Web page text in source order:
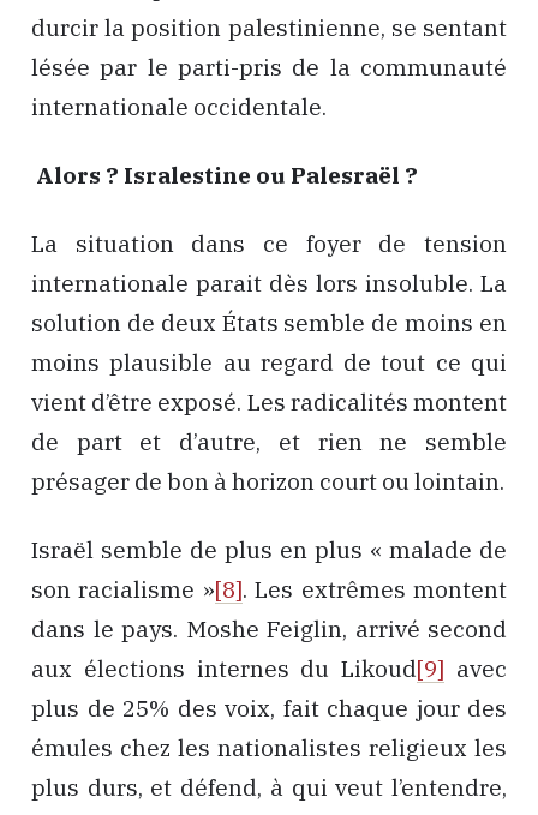
durcir la position palestinienne, se sentant
lésée par le parti-pris de la communauté
internationale occidentale.
Alors ? Isralestine ou Palesraël ?
La situation dans ce foyer de tension
internationale parait dès lors insoluble. La
solution de deux États semble de moins en
moins plausible au regard de tout ce qui
vient d’être exposé. Les radicalités montent
de part et d’autre, et rien ne semble
présager de bon à horizon court ou lointain.
Israël semble de plus en plus « malade de
son racialisme »[8]. Les extrêmes montent
dans le pays. Moshe Feiglin, arrivé second
aux élections internes du Likoud[9] avec
plus de 25% des voix, fait chaque jour des
émules chez les nationalistes religieux les
plus durs, et défend, à qui veut l’entendre,